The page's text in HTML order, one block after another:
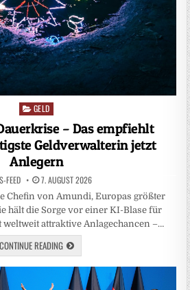
Posted
GELD
– Das empfiehlt
Geldverwalterin jetzt
Anlegern
FEED 7. AUGUST 2026
Chefin von Amundi, Europas größter
hält die Sorge vor einer KI-Blase für
attraktive Anlagechancen –…
CONTINUE READING